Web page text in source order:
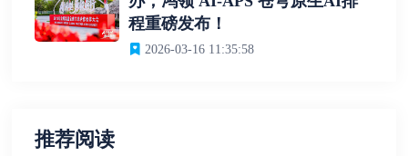
程重磅发布！
2026-03-16 11:35:58
推荐阅读